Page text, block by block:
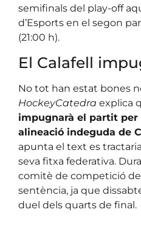
semifinals del play-off
d’Esports en el segon
(21:00 h).
El Calafell
No tot han estat bones
HockeyCatedra explica
impugnarà el partit per
alineació indeguda de
apunta el text es
seva fitxa federativa.
comitè de competició de
sentència, ja que
duel dels quarts de final.